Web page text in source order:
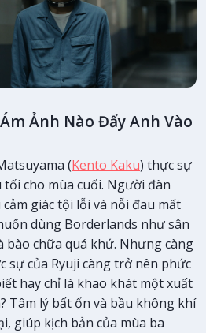
Ảnh Nào Đẩy Anh Vào
(Kento Kaku) thực sự
cho mùa cuối. Người đàn
giác tội lỗi và nỗi đau mất
dùng Borderlands như sân
bào chữa quá khứ. Nhưng càng
sự của Ryuji càng trở nên phức
hay chỉ là khao khát một xuất
Tâm lý bất ổn và bầu không khí
giúp kịch bản của mùa ba